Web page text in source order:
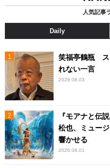
人気記事
Daily
笑福亭鶴瓶 ス
れない一言
2026.08.03
『モアナと伝
松也、ミュー
響かせる
2026.08.01